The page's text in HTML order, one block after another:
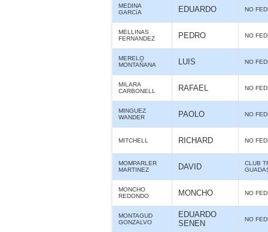
MEDINA
GARCíA
EDUARDO NO
MELLINAS
FERNANDEZ
PEDRO NO
MERELO
MONTAÑANA
LUIS NO
MILARA
CARBONELL
RAFAEL NO
MINGUEZ
WANDER
PAOLO NO
MITCHELL RICHARD NO
MOMPARLER
MARTINEZ
DAVID
CLUB
MONCHO
REDONDO
MONCHO NO
MONTAGUD
GONZALVO
EDUARDO
SENEN
NO